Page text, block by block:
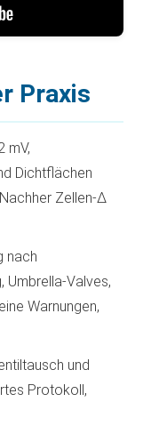
Praxis
mV,
Dichtflächen
Zellen-Δ
nach
Valves,
Warnungen,
und
Protokoll,